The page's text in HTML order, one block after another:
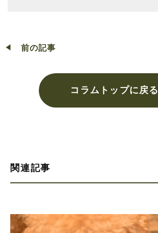
前の記事
コラムトップに戻る
関連記事